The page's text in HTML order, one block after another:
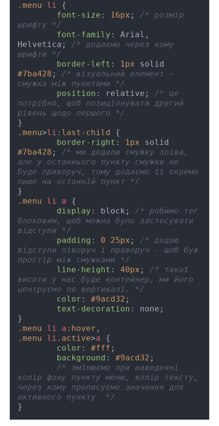
.menu
li {
font-size : 16px ; /* розмір
шрифту */
font-family : Arial,
Helvetica; /* додаємо через кому
шрифти */
border-left : 1px
#7ba428 ; /* візуальний елемент –
смужка між пунктами */
position : relative; /* це
потрібно, щоб позиціонувати другий
рівень щодо першого */
.menu>li :last-child {
border-right : 1px
#7ba428 ; /* ми додали смужку зліва,
але у останнього пункту смужки не
буде праворуч, тому додаємо її окремо
лише на останній пункт */
.menu
li a {
display : block; /* робимо тег
блоковим, щоб можна було застосувати
відступи */
padding : 0 25px ; /* додаю
відступи ліворуч і праворуч - щоб був
простір між смужками */
line-height : 40px ; /* такої
висоти у нас буде контейнер, ми його
центруємо по вертикалі. */
color : #9acd32 ;
text-decoration : none;
.menu
li a :hover
.menu
li .active>a {
color : #fff ;
background : #9acd32 ;
/* змінюємо при наведенні
колір фону пункту меню, колір тексту,
через кому прописуємо значення для
активного пункту  */